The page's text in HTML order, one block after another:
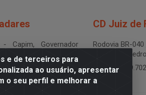
e de terceiros para
ao usuário, apresentar
o seu perfil e melhorar a
Capim, Governador
CD Juiz de
Rodovia BR-
LOG - São
CNPJ